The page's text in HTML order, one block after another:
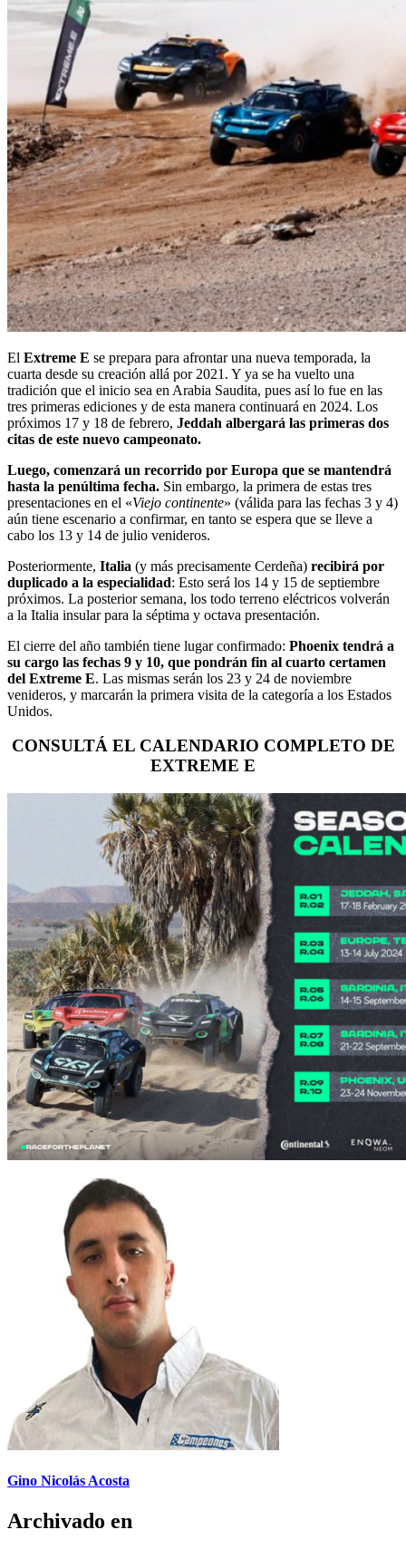
El Extreme E se prepara para afrontar una nueva temporada, la
cuarta desde su creación allá por 2021. Y ya se ha vuelto una
tradición que el inicio sea en Arabia Saudita, pues así lo fue en las
tres primeras ediciones y de esta manera continuará en 2024. Los
próximos 17 y 18 de febrero, Jeddah albergará las primeras dos
citas de este nuevo campeonato.
Luego, comenzará un recorrido por Europa que se mantendrá
hasta la penúltima fecha. Sin embargo, la primera de estas tres
presentaciones en el «Viejo continente» (válida para las fechas 3 y 4)
aún tiene escenario a confirmar, en tanto se espera que se lleve a
cabo los 13 y 14 de julio venideros.
Posteriormente, Italia (y más precisamente Cerdeña) recibirá por
duplicado a la especialidad: Esto será los 14 y 15 de septiembre
próximos. La posterior semana, los todo terreno eléctricos volverán
a la Italia insular para la séptima y octava presentación.
El cierre del año también tiene lugar confirmado: Phoenix tendrá a
su cargo las fechas 9 y 10, que pondrán fin al cuarto certamen
del Extreme E. Las mismas serán los 23 y 24 de noviembre
venideros, y marcarán la primera visita de la categoría a los Estados
Unidos.
CONSULTÁ EL CALENDARIO COMPLETO DE
EXTREME E
Gino Nicolás Acosta
Archivado en